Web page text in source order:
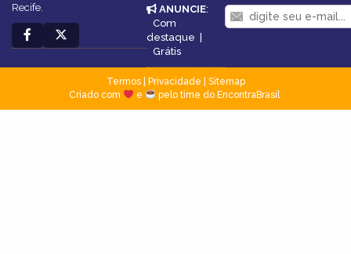
Recife.
ANUNCIE:
Com
destaque |
Grátis
Termos| Privacidade
Sitemap
Criado com
e pelo time do EncontraBrasil